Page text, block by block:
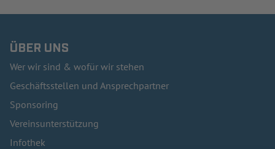
ÜBER UNS
Wer wir sind & wofür wir stehen
Geschäftsstellen und Ansprechpartner
Sponsoring
Vereinsunterstützung
Infothek